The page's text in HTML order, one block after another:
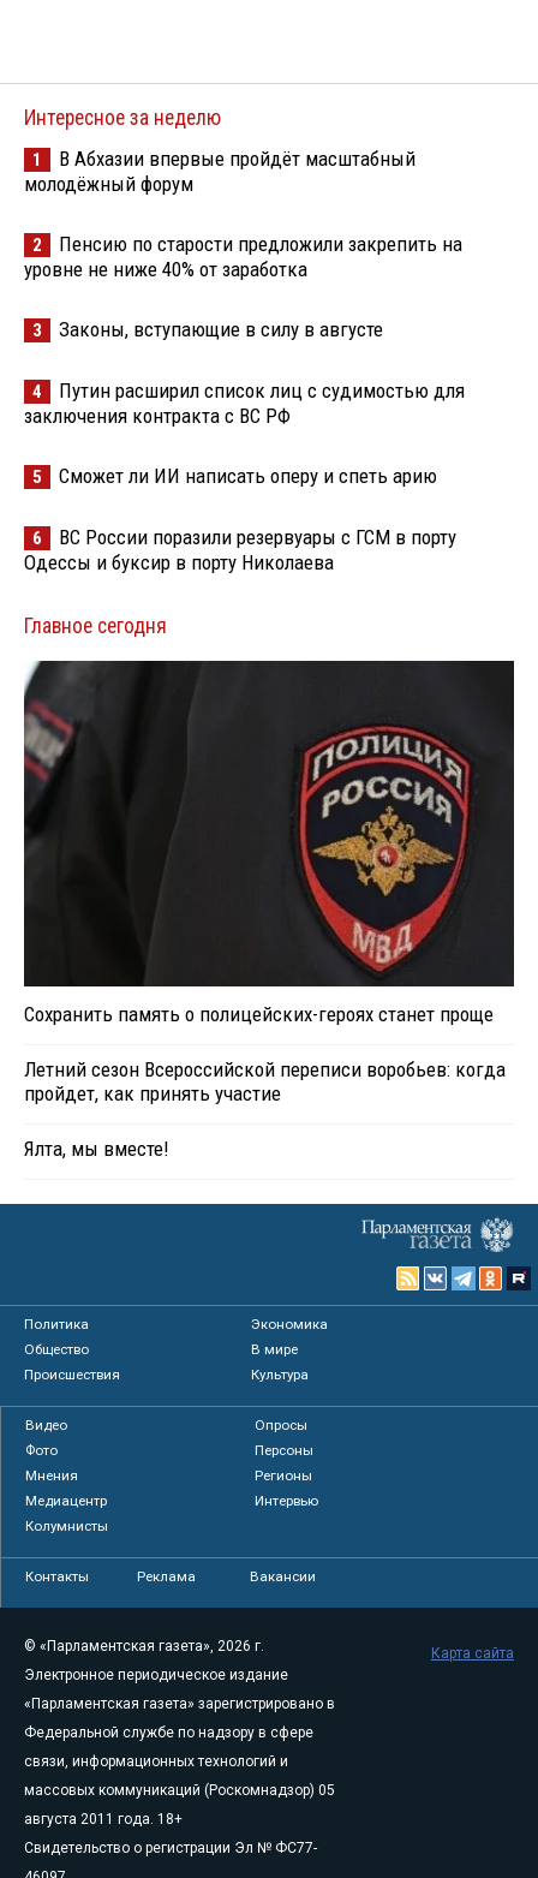
Интересное за неделю
1
В Абхазии впервые пройдёт масштабный
молодёжный форум
2
Пенсию по старости предложили закрепить на
уровне не ниже 40% от заработка
3 Законы, вступающие в силу в августе
4
Путин расширил список лиц с судимостью для
заключения контракта с ВС РФ
5 Сможет ли ИИ написать оперу и спеть арию
6
ВС России поразили резервуары с ГСМ в порту
Одессы и буксир в порту Николаева
Главное сегодня
Сохранить память о полицейских-героях станет проще
Летний сезон Всероссийской переписи воробьев: когда
пройдет, как принять участие
Ялта, мы вместе!
Политика
Экономика
Общество
В мире
Происшествия
Культура
Видео
Опросы
Фото
Персоны
Мнения
Регионы
Медиацентр
Интервью
Колумнисты
Контакты Реклама Вакансии
© «Парламентская газета», 2026 г.
Электронное периодическое издание
«Парламентская газета» зарегистрировано в
Федеральной службе по надзору в сфере
связи, информационных технологий и
массовых коммуникаций (Роскомнадзор) 05
августа 2011 года. 18+
Свидетельство о регистрации Эл № ФС77-
Карта сайта